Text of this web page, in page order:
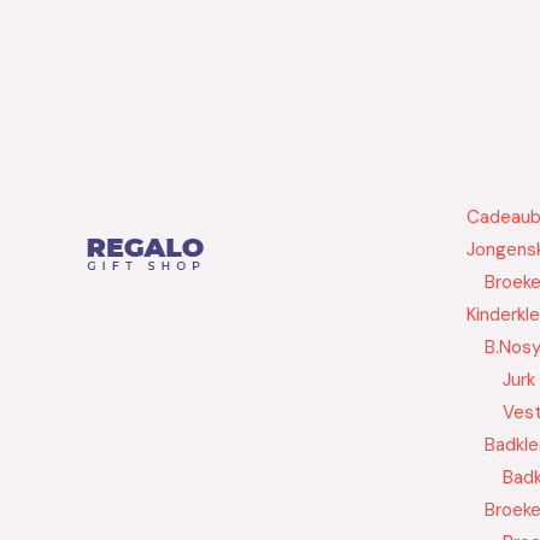
B.Nosy
Jurk
Vest